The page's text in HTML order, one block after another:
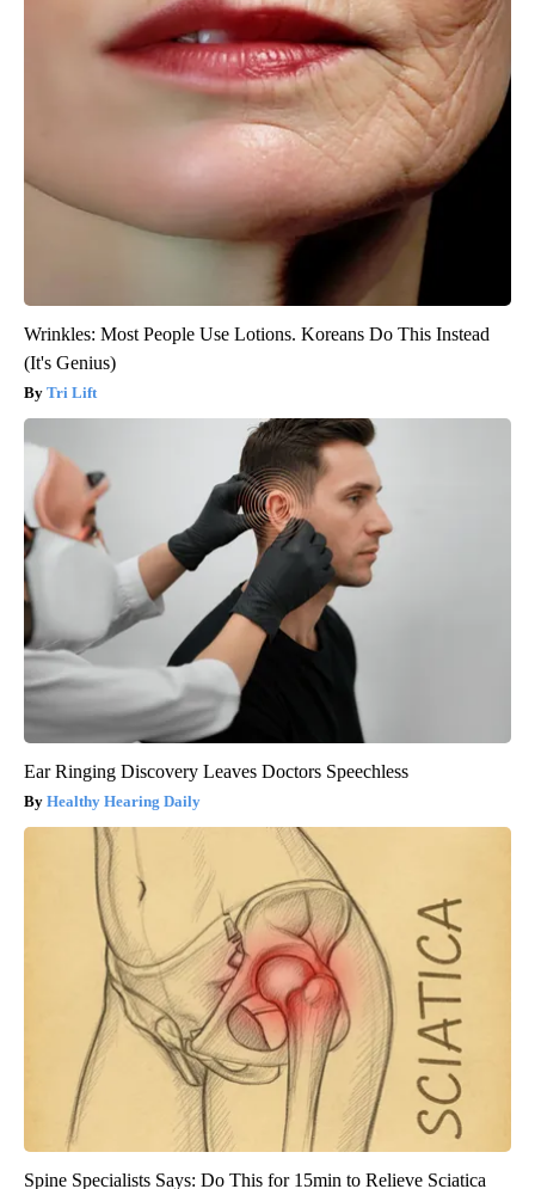
Wrinkles: Most People Use Lotions. Koreans Do This Instead
(It's Genius)
Tri Lift
Ear Ringing Discovery Leaves Doctors Speechless
Healthy Hearing Daily
Spine Specialists Says: Do This for 15min to Relieve Sciatica